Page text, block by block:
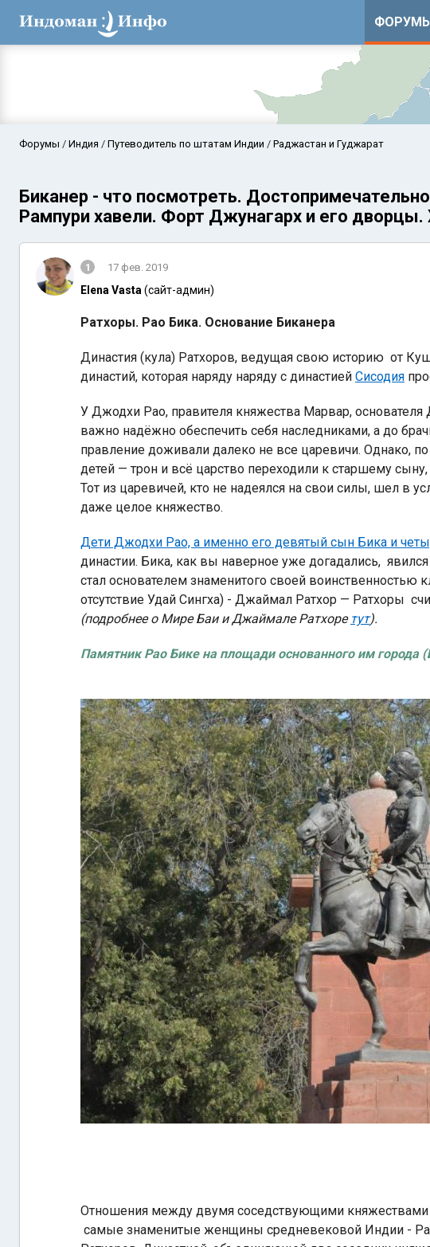
Форумы Индия Путеводитель по штатам Индии Раджастан и Гуджарат
Биканер - что посмотреть.
Рампури хавели. Форт Джунагарх и его
1 17 фев. 2019
Elena Vasta (сайт-админ)
Ратхоры. Рао Бика. Основание Биканера
Династия (кула) Ратхоров, ведущая свою историю от
династий, которая наряду наряду с династией Сисодия
У Джодхи Рао, правителя княжества Марвар,
важно надёжно обеспечить себя наследниками, а до
правление доживали далеко не все царевичи. Однако,
детей — трон и всё царство переходили к старшему
Тот из царевичей, кто не надеялся на свои силы, шел в
даже целое княжество.
Дети Джодхи Рао, а именно его девятый сын Бика и
династии. Бика, как вы наверное уже догадались,
стал основателем знаменитого своей воинственностью
отсутствие Удай Сингха) - Джаймал Ратхор — Ратхоры
(подробнее о Мире Баи и Джаймале Ратхоре тут).
Памятник Рао Бике на площади основанного им города
Отношения между двумя соседствующими
самые знаменитые женщины средневековой Индии -